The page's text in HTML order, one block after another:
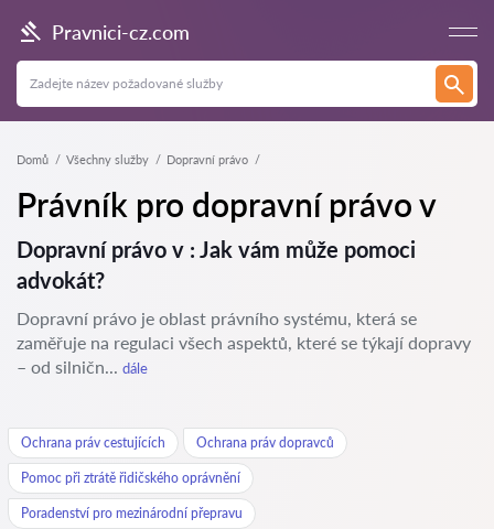
Pravnici-cz.com
Domů Všechny služby Dopravní právo
Právník pro dopravní právo v
Dopravní právo v : Jak vám může pomoci
advokát?
Dopravní právo je oblast právního systému, která se
zaměřuje na regulaci všech aspektů, které se týkají dopravy
– od silničn... dále
Ochrana práv cestujících Ochrana práv dopravců
Pomoc při ztrátě řidičského oprávnění
Poradenství pro mezinárodní přepravu